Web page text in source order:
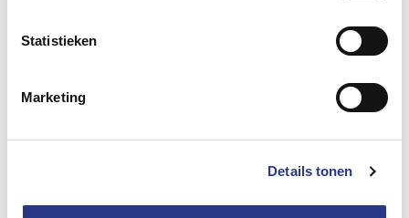
Statistieken
Marketing
Details tonen
nagenoeg vaste groep medewerkers, zodat de
Ook het onderhoud aan de zeilen en vloeren
doen wij zelf, zodat de klant altijd nette witte
zeilen of wanden krijgt in de door de klant
gehuurde tent. Ook de vloeren worden schoon en